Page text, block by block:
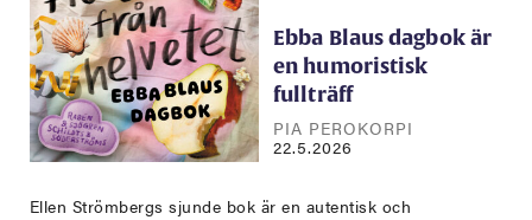
Ebba Blaus dagbok är
en humoristisk
fullträff
PIA PEROKORPI
22.5.2026
Ellen Strömbergs sjunde bok är en autentisk och